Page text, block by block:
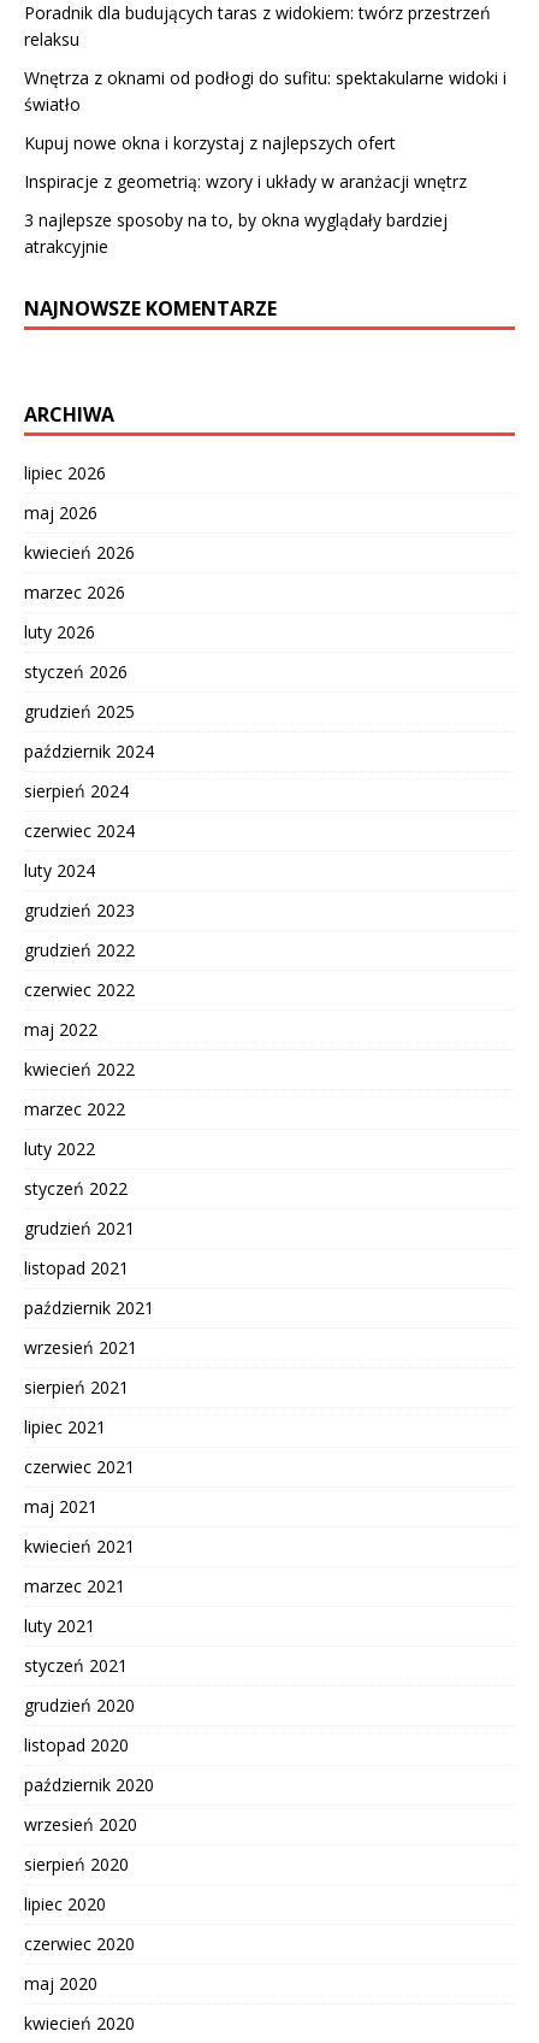
Poradnik dla budujących taras z widokiem: twórz przestrzeń
relaksu
Wnętrza z oknami od podłogi do sufitu: spektakularne widoki i
światło
Kupuj nowe okna i korzystaj z najlepszych ofert
Inspiracje z geometrią: wzory i układy w aranżacji wnętrz
3 najlepsze sposoby na to, by okna wyglądały bardziej
atrakcyjnie
NAJNOWSZE KOMENTARZE
ARCHIWA
lipiec 2026
maj 2026
kwiecień 2026
marzec 2026
luty 2026
styczeń 2026
grudzień 2025
październik 2024
sierpień 2024
czerwiec 2024
luty 2024
grudzień 2023
grudzień 2022
czerwiec 2022
maj 2022
kwiecień 2022
marzec 2022
luty 2022
styczeń 2022
grudzień 2021
listopad 2021
październik 2021
wrzesień 2021
sierpień 2021
lipiec 2021
czerwiec 2021
maj 2021
kwiecień 2021
marzec 2021
luty 2021
styczeń 2021
grudzień 2020
listopad 2020
październik 2020
wrzesień 2020
sierpień 2020
lipiec 2020
czerwiec 2020
maj 2020
kwiecień 2020